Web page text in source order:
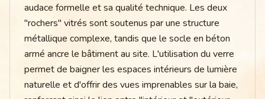
audace formelle et sa qualité technique. Les deux
"rochers" vitrés sont soutenus par une structure
métallique complexe, tandis que le socle en béton
armé ancre le bâtiment au site. L'utilisation du verre
permet de baigner les espaces intérieurs de lumière
naturelle et d'offrir des vues imprenables sur la baie,